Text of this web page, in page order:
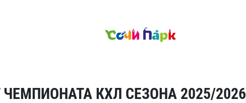
КХЛ СЕЗОНА 2025/2026